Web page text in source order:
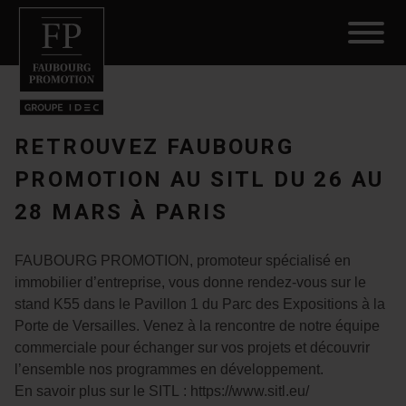
RETROUVEZ FAUBOURG
PROMOTION AU SITL DU 26 AU
28 MARS À PARIS
FAUBOURG PROMOTION, promoteur spécialisé en
immobilier d’entreprise, vous donne rendez-vous sur le
stand K55 dans le Pavillon 1 du Parc des Expositions à la
Porte de Versailles. Venez à la rencontre de notre équipe
commerciale pour échanger sur vos projets et découvrir
l’ensemble nos programmes en développement.
En savoir plus sur le SITL : https://www.sitl.eu/